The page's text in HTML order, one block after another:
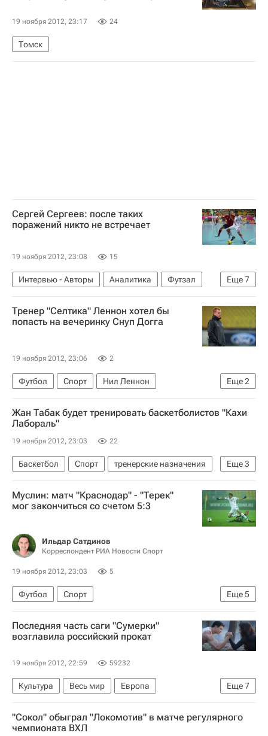
19 ноября 2012, 23:17 24
Томск
Сергей Сергеев: после таких
поражений никто не встречает
19 ноября 2012, 23:08 15
Еще7
Интервью - Авторы Аналитика
Футзал
Международная федерация футбола (ФИФА)
Йозеф Блаттер
Сборная Италии по мини-футболу
Сборная Испании по мини-футболу
Сборная России по мини-футболу
Сергей Сергеев
Тренер "Селтика" Леннон хотел бы
попасть на вечеринку Снуп Догга
19 ноября 2012, 23:06 2
Еще2
Футбол Спорт
Нил Леннон
Лига чемпионов УЕФА 2026-2027
Селтик
Жан Табак будет тренировать баскетболистов "Кахи
Лабораль"
19 ноября 2012, 23:03 22
Еще3
Баскетбол Спорт
тренерские назначения
Жан Табак
Баскония
Чемпионат Испании по футболу
Муслин: матч "Краснодар" - "Терек"
мог закончиться со счетом 5:3
Ильдар Сатдинов
Корреспондент РИА Новости Спорт
19 ноября 2012, 23:03 5
Еще5
Футбол
Спорт
Мультимедийный спортивный пакет
Славолюб Муслин
РПЛ 2026-2027 (Чемпионат России по футболу)
Ахмат
Краснодар
Последняя часть саги "Сумерки"
возглавила российский прокат
19 ноября 2012, 22:59 59232
Еще7
Культура Весь мир
Европа
Роберт Паттинсон
Кристен Стюарт
Том Тыквер
Дэниел Крейг
Лана Вачовски
"Сокол" обыграл "Локомотив" в матче регулярного
чемпионата ВХЛ